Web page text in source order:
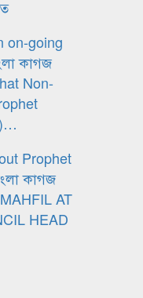
on-going
কাগজ
Non-
Prophet
কাগজ
AT
HEAD